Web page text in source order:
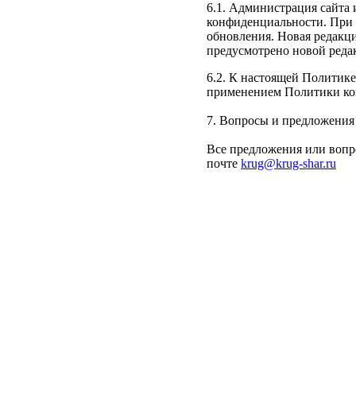
6.1. Администрация сайта
конфиденциальности. При
обновления. Новая
предусмотрено новой
6.2. К настоящей
применением Политики
7. Вопросы и предложения
Все предложения или
почте krug@krug-shar.ru